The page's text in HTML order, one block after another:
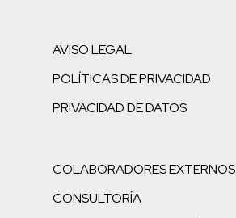
AVISO LEGAL
POLÍTICAS DE PRIVACIDAD
PRIVACIDAD DE DATOS
COLABORADORES EXTERNOS
CONSULTORÍA